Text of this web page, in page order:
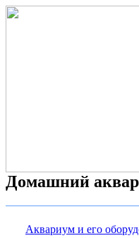
Домашний
Аквариум и его